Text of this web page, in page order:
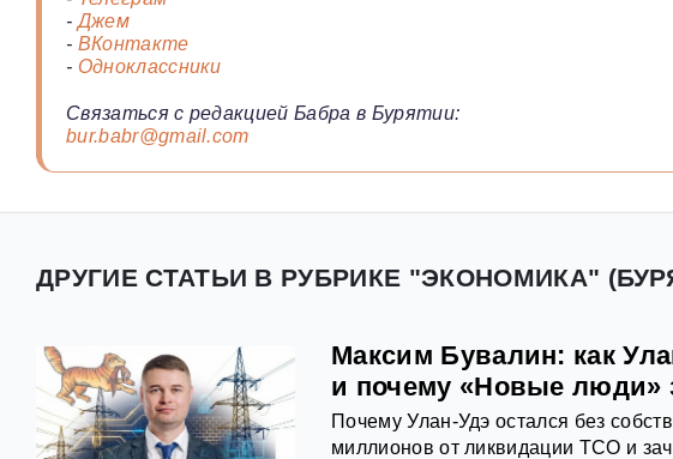
-Джем
- ВКонтакте
- Одноклассники
Связаться с редакцией Бабра в Бурятии:
bur.babr@gmail.com
ДРУГИЕ СТАТЬИ В РУБРИКЕ "ЭКОНОМИКА"
Максим Бувалин: как
и почему «Новые люди»
Почему Улан-Удэ остался без
миллионов от ликвидации ТСО и